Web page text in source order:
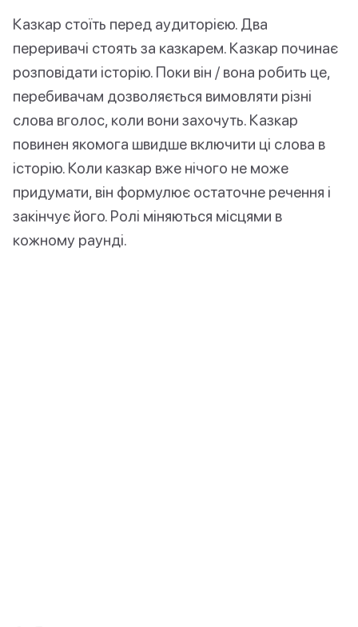
Казкар стоїть перед аудиторією. Два
переривачі стоять за казкарем. Казкар починає
розповідати історію. Поки він / вона робить це,
перебивачам дозволяється вимовляти різні
слова вголос, коли вони захочуть. Казкар
повинен якомога швидше включити ці слова в
історію. Коли казкар вже нічого не може
придумати, він формулює остаточне речення і
закінчує його. Ролі міняються місцями в
кожному раунді.